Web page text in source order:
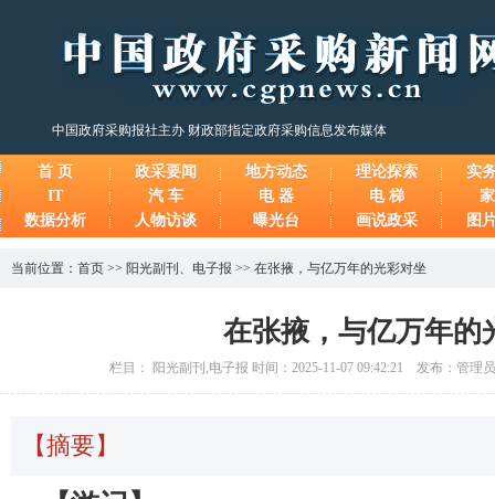
中国政府采购报社主办 财政部指定政府采购信息发布媒体
首 页 政采要闻 地方动态 理论探索
实
IT
汽 车 电 器 电 梯
数据分析
人物访谈 曝光台 画说政采 图
当前位置： 首页 >> 阳光副刊 、 电子报 >> 在张掖，与亿万年的光彩对坐
在张掖，与亿万年的
栏目： 阳光副刊,电子报 时间：2025-11-07 09:42:21 发布：管理
【摘要】